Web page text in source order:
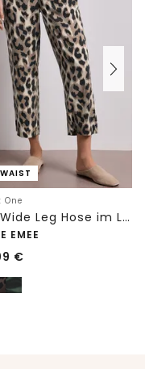
One
7/8 Wide Leg Hose im Loose Fit mit Print
EMEE
€